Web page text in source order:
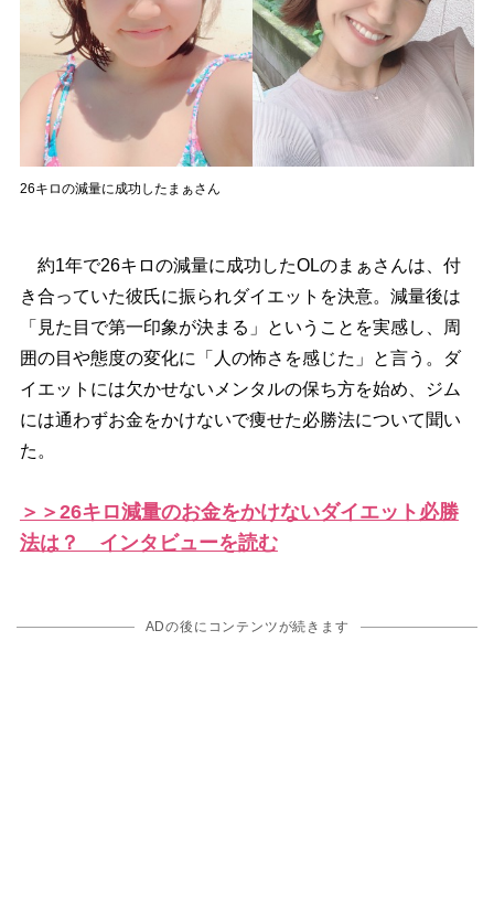
26キロの減量に成功したまぁさん
約1年で26キロの減量に成功したOLのまぁさんは、付
き合っていた彼氏に振られダイエットを決意。減量後は
「見た目で第一印象が決まる」ということを実感し、周
囲の目や態度の変化に「人の怖さを感じた」と言う。ダ
イエットには欠かせないメンタルの保ち方を始め、ジム
には通わずお金をかけないで痩せた必勝法について聞い
た。
＞＞26キロ減量のお金をかけないダイエット必勝
法は？ インタビューを読む
ADの後にコンテンツが続きます